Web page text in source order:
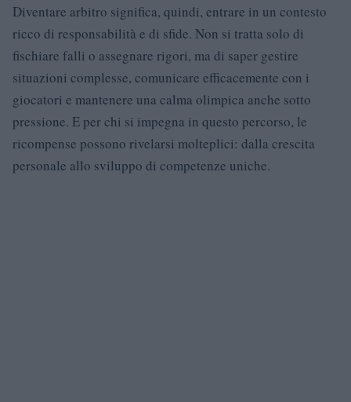
Diventare arbitro significa, quindi, entrare in un contesto
ricco di responsabilità e di sfide. Non si tratta solo di
fischiare falli o assegnare rigori, ma di saper gestire
situazioni complesse, comunicare efficacemente con i
giocatori e mantenere una calma olimpica anche sotto
pressione. E per chi si impegna in questo percorso, le
ricompense possono rivelarsi molteplici: dalla crescita
personale allo sviluppo di competenze uniche.